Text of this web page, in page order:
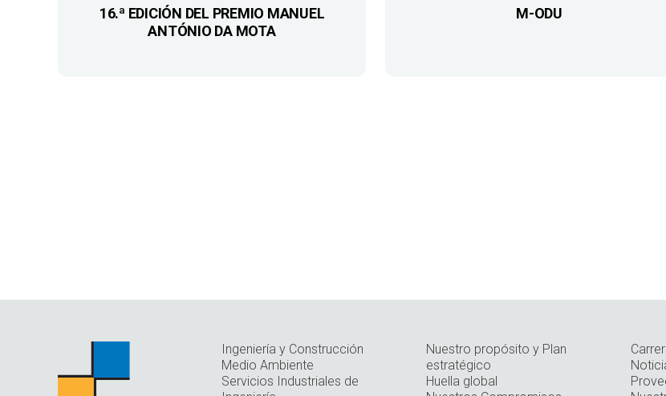
16.ª EDICIÓN DEL PREMIO MANUEL
ANTÓNIO DA MOTA
M-ODU
Ingeniería y Construcción
Medio Ambiente
Servicios Industriales de
Nuestro propósito y Plan
estratégico
Huella global